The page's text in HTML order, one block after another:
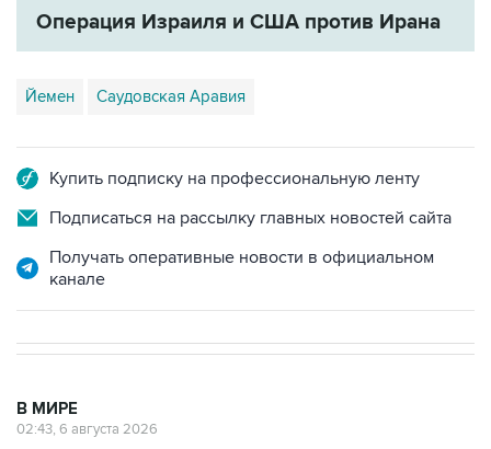
Операция Израиля и США против Ирана
Йемен Саудовская Аравия
Купить подписку на профессиональную ленту
Подписаться на рассылку главных новостей сайта
Получать оперативные новости в официальном
канале
В МИРЕ
02:43, 6 августа 2026